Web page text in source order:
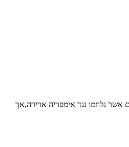
אשר נלחמו נגד אימפריה אדירה,אך